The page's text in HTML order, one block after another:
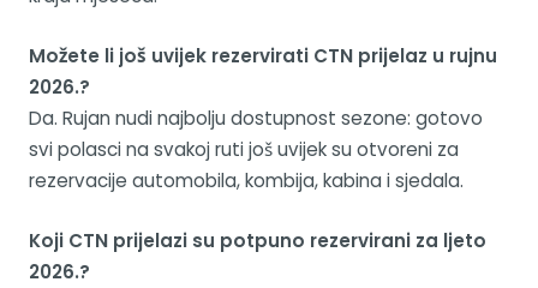
Možete li još uvijek rezervirati CTN prijelaz u rujnu
2026.?
Da. Rujan nudi najbolju dostupnost sezone: gotovo
svi polasci na svakoj ruti još uvijek su otvoreni za
rezervacije automobila, kombija, kabina i sjedala.
Koji CTN prijelazi su potpuno rezervirani za ljeto
2026.?